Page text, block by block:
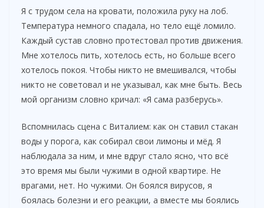
Я с трудом села на кровати, положила руку на лоб.
Температура немного спадала, но тело ещё ломило.
Каждый сустав словно протестовал против движения.
Мне хотелось пить, хотелось есть, но больше всего
хотелось покоя. Чтобы никто не вмешивался, чтобы
никто не советовал и не указывал, как мне быть. Весь
мой организм словно кричал: «Я сама разберусь».
Вспомнилась сцена с Виталием: как он ставил стакан
воды у порога, как собирал свои лимоны и мёд. Я
наблюдала за ним, и мне вдруг стало ясно, что всё
это время мы были чужими в одной квартире. Не
врагами, нет. Но чужими. Он боялся вирусов, я
боялась болезни и его реакции, а вместе мы боялись